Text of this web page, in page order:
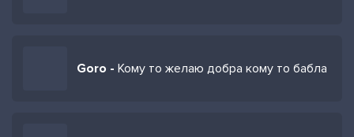
Goro - Кому то желаю добра кому то бабла